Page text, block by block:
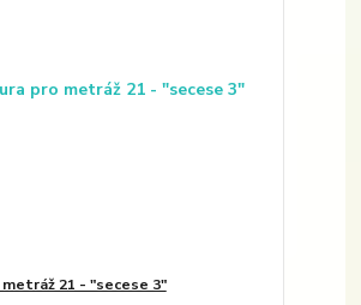
21 - "secese 3"